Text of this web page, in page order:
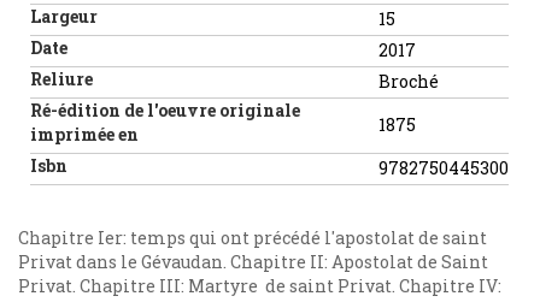
Largeur
15
Date
2017
Reliure
Broché
Ré-édition de l'oeuvre originale
imprimée en
1875
Isbn
9782750445300
Chapitre Ier: temps qui ont précédé l'apostolat de saint
Privat dans le Gévaudan. Chapitre II: Apostolat de Saint
Privat. Chapitre III: Martyre de saint Privat. Chapitre IV: